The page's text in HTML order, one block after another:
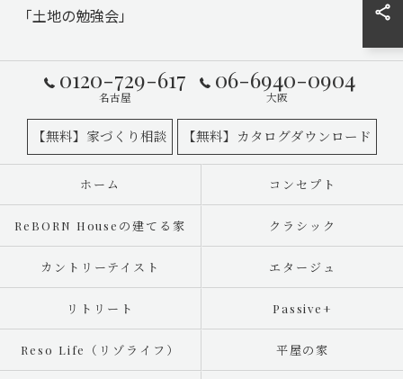
「土地の勉強会」
0120-729-617
名古屋
06-6940-0904
大阪
【無料】家づくり相談 【無料】カタログダウンロード
ホーム コンセプト
ReBORN Houseの建てる家 クラシック
カントリーテイスト エタージュ
リトリート Passive+
Reso Life（リゾライフ） 平屋の家